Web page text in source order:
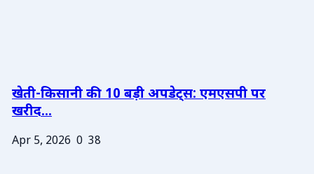
खेती-किसानी की 10 बड़ी अपडेट्स: एमएसपी पर
खरीद...
Apr 5, 2026 0 38